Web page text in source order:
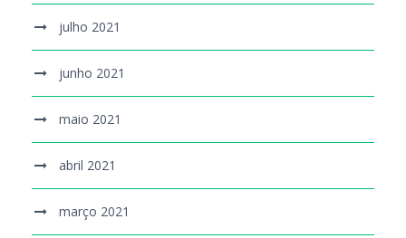
julho 2021
junho 2021
maio 2021
abril 2021
março 2021